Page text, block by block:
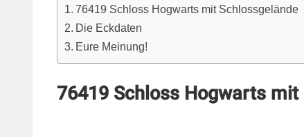
76419 Schloss Hogwarts mit Schlossgelände
Die Eckdaten
Eure Meinung!
76419 Schloss Hogwarts mit